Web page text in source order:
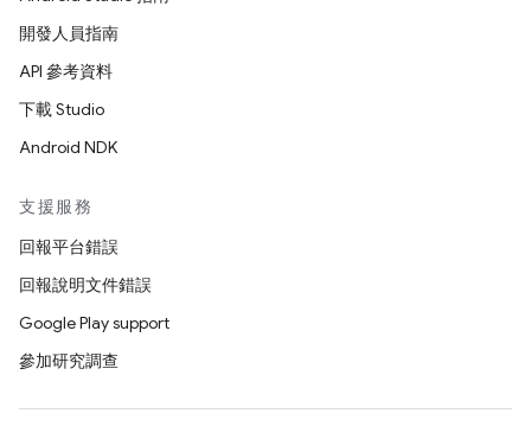
開發人員指南
API 參考資料
下載 Studio
Android NDK
支援服務
回報平台錯誤
回報說明文件錯誤
Google Play support
參加研究調查